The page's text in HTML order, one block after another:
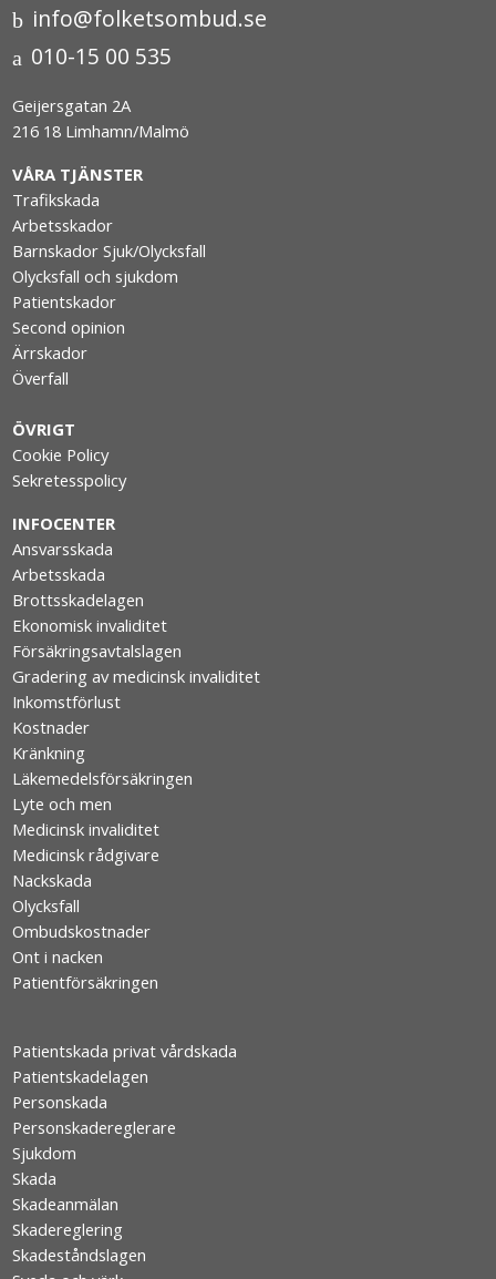
info@folketsombud.se
010-15 00 535
Geijersgatan 2A
216 18 Limhamn/Malmö
VÅRA TJÄNSTER
Trafikskada
Arbetsskador
Barnskador Sjuk/Olycksfall
Olycksfall och sjukdom
Patientskador
Second opinion
Ärrskador
Överfall
ÖVRIGT
Cookie Policy
Sekretesspolicy
INFOCENTER
Ansvarsskada
Arbetsskada
Brottsskadelagen
Ekonomisk invaliditet
Försäkringsavtalslagen
Gradering av medicinsk invaliditet
Inkomstförlust
Kostnader
Kränkning
Läkemedelsförsäkringen
Lyte och men
Medicinsk invaliditet
Medicinsk rådgivare
Nackskada
Olycksfall
Ombudskostnader
Ont i nacken
Patientförsäkringen
Patientskada privat vårdskada
Patientskadelagen
Personskada
Personskadereglerare
Sjukdom
Skada
Skadeanmälan
Skadereglering
Skadeståndslagen